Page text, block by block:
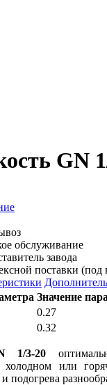
GN
обслуживание
завода
поставки (под
Значение
0.27
0.32
1/3-20
холодном или
подогрева